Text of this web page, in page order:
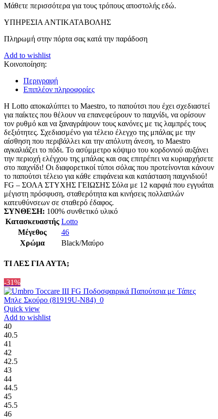
Μάθετε περισσότερα για τους τρόπους αποστολής εδώ.
ΥΠΗΡΕΣΙΑ ΑΝΤΙΚΑΤΑΒΟΛΗΣ
Πληρωμή στην πόρτα σας κατά την παράδοση
Add to wishlist
Κοινοποίηση:
Περιγραφή
Επιπλέον πληροφορίες
Η Lotto αποκαλύπτει το Maestro, το παπούτσι που έχει σχεδιαστεί
για παίκτες που θέλουν να επανεφεύρουν το παιχνίδι, να ορίσουν
τον ρυθμό και να ξαναγράψουν τους κανόνες με τις λαμπρές τους
δεξιότητες. Σχεδιασμένο για τέλειο έλεγχο της μπάλας με την
αίσθηση που περιβάλλει και την απόλυτη άνεση, το Maestro
αγκαλιάζει το πόδι. Το ασύμμετρο κόψιμο του κορδονιού αυξάνει
την περιοχή ελέγχου της μπάλας και σας επιτρέπει να κυριαρχήσετε
στο παιχνίδι! Οι διαφορετικοί τύποι σόλας που προτείνονται κάνουν
το παπούτσι τέλειο για κάθε επιφάνεια και κατάσταση παιχνιδιού!
FG – ΣΟΛΑ ΣΤΥΧΗΣ ΓΕΙΩΣΗΣ Σόλα με 12 καρφιά που εγγυάται
μέγιστη πρόσφυση, σταθερότητα και κινήσεις πολλαπλών
κατευθύνσεων σε σταθερό έδαφος.
ΣΥΝΘΕΣΗ: 100% συνθετικό υλικό
Κατασκευαστής Lotto
Μέγεθος
46
Χρώμα
Black/Μαύρο
ΤΙ ΛΕΣ ΓΙΑ ΑΥΤΑ;
-31%
Quick view
Add to wishlist
40
40.5
41
42
42.5
43
44
44.5
45
45.5
46